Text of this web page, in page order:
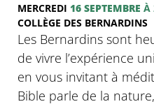
MERCREDI 16 SEPTEMBRE À
COLLÈGE DES BERNARDINS
Les Bernardins sont
de vivre l’expérience
en vous invitant à
Bible parle de la